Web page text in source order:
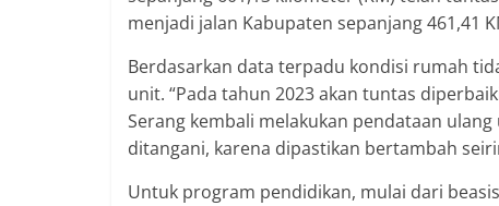
menjadi jalan Kabupaten sepanjang 461,41
Berdasarkan data terpadu kondisi rumah
unit. “Pada tahun 2023 akan tuntas
Serang kembali melakukan pendataan
ditangani, karena dipastikan bertambah
Untuk program pendidikan, mulai dari